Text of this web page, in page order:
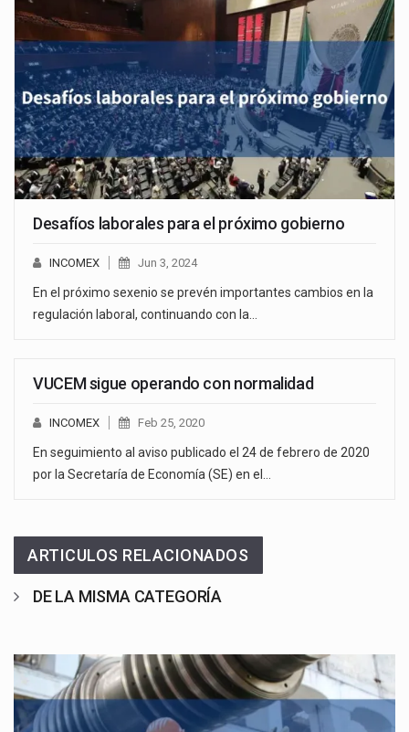
Desafíos laborales para el próximo gobierno
INCOMEX Jun 3, 2024
En el próximo sexenio se prevén importantes cambios en la
regulación laboral, continuando con la…
VUCEM sigue operando con normalidad
INCOMEX Feb 25, 2020
En seguimiento al aviso publicado el 24 de febrero de 2020
por la Secretaría de Economía (SE) en el…
ARTICULOS RELACIONADOS
DE LA MISMA CATEGORÍA